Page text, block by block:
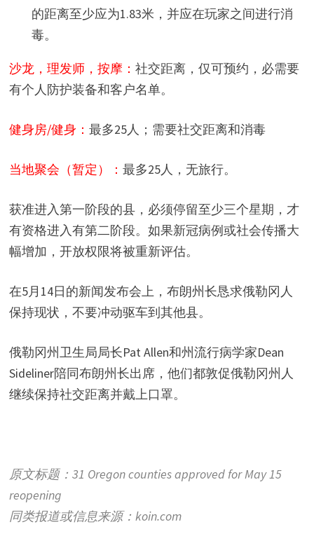
的距离至少应为1.83米，并应在玩家之间进行消
毒。
沙龙，理发师，按摩： 社交距离，仅可预约，必需要
有个人防护装备和客户名单。
健身房/健身： 最多25人；需要社交距离和消毒
当地聚会（暂定）： 最多25人，无旅行。
获准进入第一阶段的县，必须停留至少三个星期，才
有资格进入有第二阶段。如果新冠病例或社会传播大
幅增加，开放权限将被重新评估。
在5月14日的新闻发布会上，布朗州长恳求俄勒冈人
保持现状，不要冲动驱车到其他县。
俄勒冈州卫生局局长Pat Allen和州流行病学家Dean
Sideliner陪同布朗州长出席，他们都敦促俄勒冈州人
继续保持社交距离并戴上口罩。
原文标题：31 Oregon counties approved for May 15
reopening
同类报道或信息来源：koin.com